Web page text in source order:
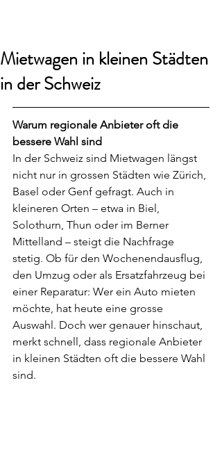
Mietwagen in kleinen Städten
in der Schweiz
Warum regionale Anbieter oft die
bessere Wahl sind
In der Schweiz sind Mietwagen längst
nicht nur in grossen Städten wie Zürich,
Basel oder Genf gefragt. Auch in
kleineren Orten – etwa in Biel,
Solothurn, Thun oder im Berner
Mittelland – steigt die Nachfrage
stetig. Ob für den Wochenendausflug,
den Umzug oder als Ersatzfahrzeug bei
einer Reparatur: Wer ein Auto mieten
möchte, hat heute eine grosse
Auswahl. Doch wer genauer hinschaut,
merkt schnell, dass regionale Anbieter
in kleinen Städten oft die bessere Wahl
sind.